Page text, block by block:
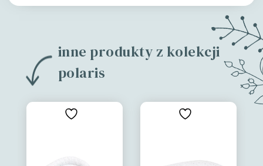
inne produkty z kolekcji
polaris